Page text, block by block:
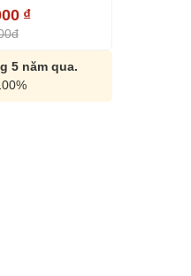
₫
5 năm qua.